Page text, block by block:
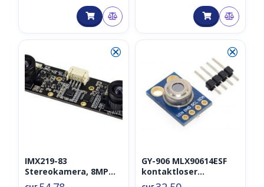
⮿
IMX219-83
Stereokamera, 8MP
Binokulares
⮿
GY-906 MLX90614ESF
kontaktloser
Temperatur Sensor